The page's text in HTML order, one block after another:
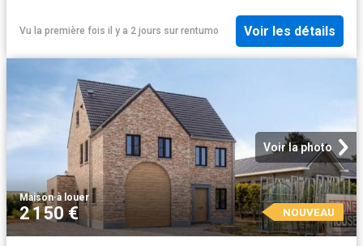
Vu la première fois il y a 2 jours sur rentumo Voir les détails
Voir la photo
Maison·à louer
2 150 € NOUVEAU